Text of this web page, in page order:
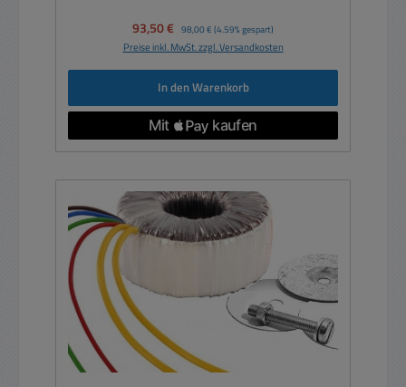
Verkaufspreis:
93,50 € Regulärer Preis:
98,00 € (4.59% gespart)
Preise inkl. MwSt. zzgl. Versandkosten
In den Warenkorb